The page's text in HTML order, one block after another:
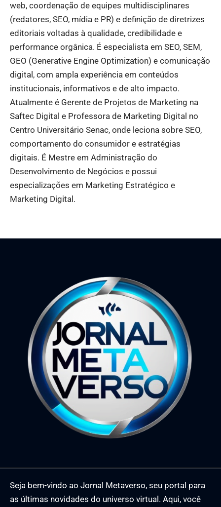
web, coordenação de equipes multidisciplinares
(redatores, SEO, mídia e PR) e definição de diretrizes
editoriais voltadas à qualidade, credibilidade e
performance orgânica. É especialista em SEO, SEM,
GEO (Generative Engine Optimization) e comunicação
digital, com ampla experiência em conteúdos
institucionais, informativos e de alto impacto.
Atualmente é Gerente de Projetos de Marketing na
Saftec Digital e Professora de Marketing Digital no
Centro Universitário Senac, onde leciona sobre SEO,
comportamento do consumidor e estratégias
digitais. É Mestre em Administração do
Desenvolvimento de Negócios e possui
especializações em Marketing Estratégico e
Marketing Digital.
Seja bem-vindo ao Jornal Metaverso, seu portal para
as últimas novidades do universo virtual. Aqui, você